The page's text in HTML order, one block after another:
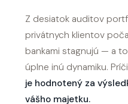
Z desiatok auditov
privátnych klientov
bankami stagnujú — a
úplne inú dynamiku.
je hodnotený za
vášho majetku.